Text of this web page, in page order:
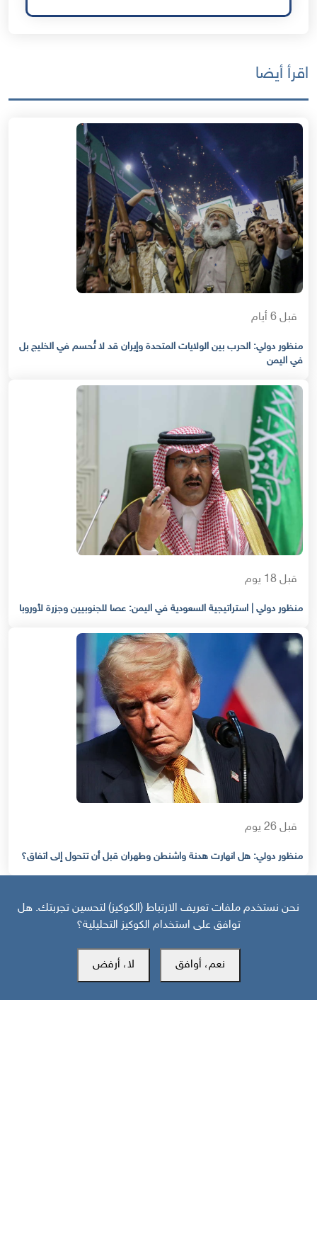
اقرأ أيضا
قبل 6 أيام
منظور دولي: الحرب بين الولايات المتحدة وإيران قد لا تُحسم في الخليج بل
في اليمن
قبل 18 يوم
منظور دولي | استراتيجية السعودية في اليمن: عصا للجنوبيين وجزرة لأوروبا
قبل 26 يوم
منظور دولي: هل انهارت هدنة واشنطن وطهران قبل أن تتحول إلى اتفاق؟
نحن نستخدم ملفات تعريف الارتباط (الكوكيز) لتحسين تجربتك. هل
توافق على استخدام الكوكيز التحليلية؟
نعم، أوافق لا، أرفض